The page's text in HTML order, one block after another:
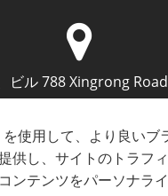
ビル 788 Xingrong
使用して、より良いブ
供し、サイトのトラフ
ンテンツをパーソナラ